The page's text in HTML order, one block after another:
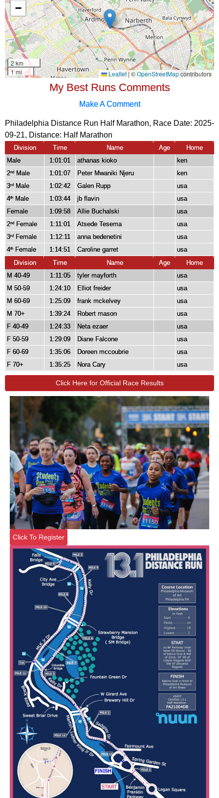
My Best Runs Comments
Make A Comment
Philadelphia Distance Run Half Marathon, Race Date: 2025-
09-21, Distance: Half Marathon
Division Time Name Age
Home
Male
1:01:01 athanas kioko
ken
2nd Male 1:01:07 Peter Mwaniki Njeru
ken
3rd Male 1:02:42 Galen Rupp
usa
4th Male 1:03:44 jb flavin
usa
Female
1:09:58 Allie Buchalski
usa
2nd Female 1:11:01 Atsede Tesema
usa
3rd Female 1:12:11 anna bedenetini
usa
4th Female 1:14:51 Caroline garret
usa
Division
Time Name Age
Home
M 40-49
1:11:05 tyler mayforth
usa
M 50-59
1:24:10 Elliot freider
usa
M 60-69
1:25:09 frank mckelvey
usa
M 70+
1:39:24 Robert mason
usa
F 40-49
1:24:33 Neta ezaer
usa
F 50-59
1:29:09 Diane Falcone
usa
F 60-69
1:35:06 Doreen mccoubrie
usa
F 70+
1:35:25 Nora Cary usa
Click Here for Official Race Results
Click To Register